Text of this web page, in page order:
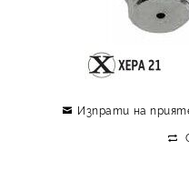
Изпрати на